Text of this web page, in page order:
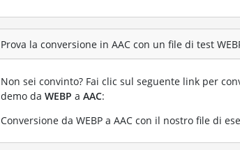
Prova la conversione in AAC con un file di test
Non sei convinto? Fai clic sul seguente link per
demo da WEBP a AAC:
Conversione da WEBP a AAC con il nostro file di